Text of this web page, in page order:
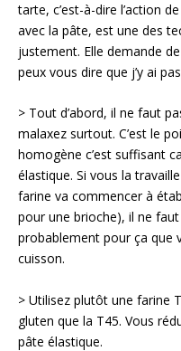
tarte, c’est-à-dire l’action
avec la pâte, est une des
justement. Elle demande
peux vous dire que j’y ai
> Tout d’abord, il ne faut
malaxez surtout. C’est le
homogène c’est suffisant
élastique. Si vous la
farine va commencer à
pour une brioche), il ne
probablement pour ça que
cuisson.
> Utilisez plutôt une farine
gluten que la T45. Vous
pâte élastique.